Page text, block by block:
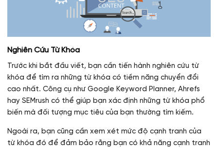
Nghiên Cứu Từ Khóa
Trước khi bắt đầu viết, bạn cần tiến hành nghiên cứu từ
khóa để tìm ra những từ khóa có tiềm năng chuyển đổi
cao nhất. Công cụ như Google Keyword Planner, Ahrefs
hay SEMrush có thể giúp bạn xác định những từ khóa phổ
biến mà đối tượng mục tiêu của bạn thường tìm kiếm.
Ngoài ra, bạn cũng cần xem xét mức độ cạnh tranh của
từ khóa đó để đảm bảo rằng bạn có khả năng cạnh tranh